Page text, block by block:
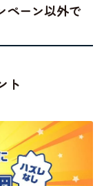
ペーン以外で
ト